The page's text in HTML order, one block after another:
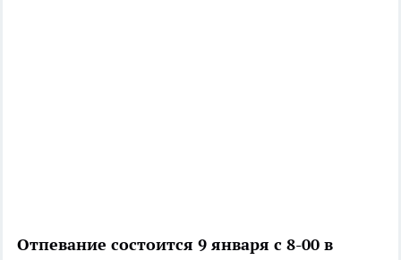
Отпевание состоится 9 января с 8-00 в